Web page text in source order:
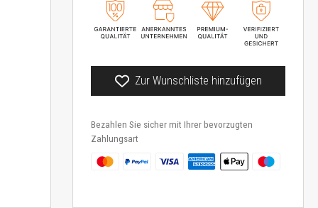
Zur Wunschliste hinzufügen
Bezahlen Sie sicher mit Ihrer bevorzugten
Zahlungsart